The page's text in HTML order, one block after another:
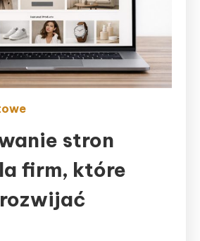
stron
firm, które